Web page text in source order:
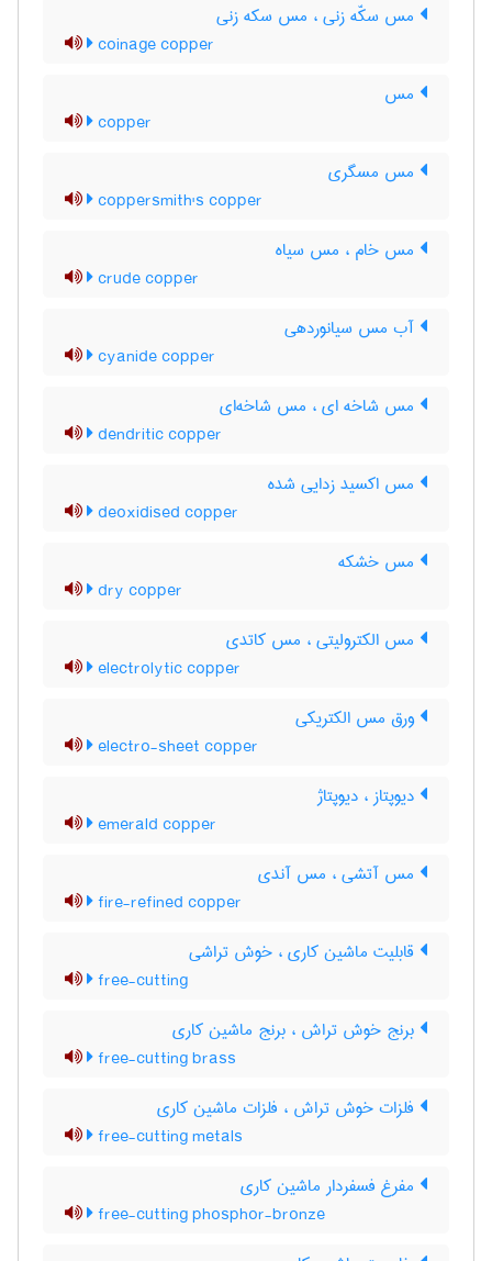
مس سکّه زنی ، مس سکه زنی
coinage copper
مس
copper
مس مسگری
coppersmith's copper
مس خام ، مس سیاه
crude copper
آب مس سیانوردهی
cyanide copper
مس شاخه ای ، مس شاخه‌ای
dendritic copper
مس اکسید زدایی شده
deoxidised copper
مس خشکه
dry copper
مس الکترولیتی ، مس کاتدی
electrolytic copper
ورق مس الکتریکی
electro-sheet copper
دیوپتاز ، دیوپتاژ
emerald copper
مس آتشی ، مس آندی
fire-refined copper
قابلیت ماشین کاری ، خوش تراشی
free-cutting
برنج خوش تراش ، برنج ماشین کاری
free-cutting brass
فلزات خوش تراش ، فلزات ماشین کاری
free-cutting metals
مفرغ فسفردار ماشین کاری
free-cutting phosphor-bronze